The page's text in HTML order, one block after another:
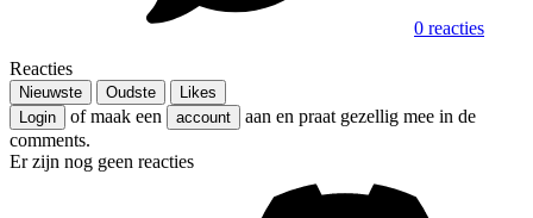
0 reacties
Reacties
Nieuwste Oudste
Likes
Login
of maak een account
aan en praat gezellig mee in de
comments.
Er zijn nog geen reacties